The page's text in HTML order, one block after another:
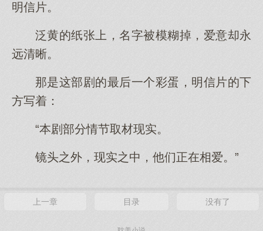
明信片。
泛黄的纸张上，名字被模糊掉，爱意却永
远清晰。
那是这部剧的最后一个彩蛋，明信片的下
方写着：
“本剧部分情节取材现实。
镜头之外，现实之中，他们正在相爱。”
上一章 目录 没有了